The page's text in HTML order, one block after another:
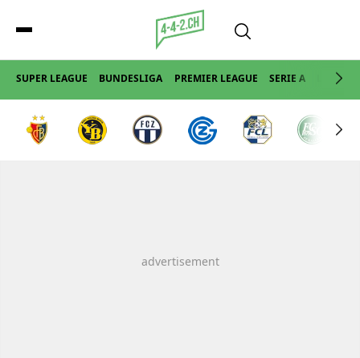
SUPER LEAGUE BUNDESLIGA PREMIER LEAGUE SERIE A LA LIGA